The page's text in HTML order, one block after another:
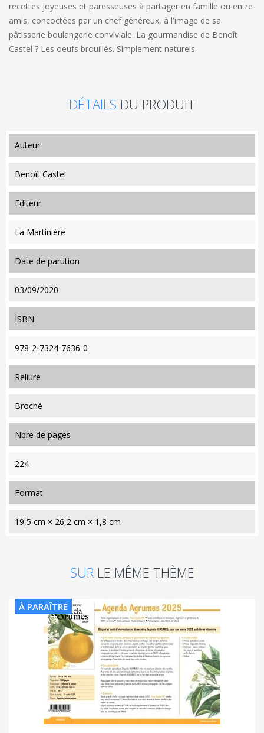
recettes joyeuses et paresseuses à partager en famille ou entre
amis, concoctées par un chef généreux, à l'image de sa
pâtisserie boulangerie conviviale. La gourmandise de Benoît
Castel ? Les oeufs brouillés. Simplement naturels.
DÉTAILS DU PRODUIT
auteur
Benoît Castel
editeur
La Martinière
date de parution
03/09/2020
ISBN
978-2-7324-7636-0
reliure
Broché
nbre de pages
224
format
19,5 cm × 26,2 cm × 1,8 cm
SUR LE MÊME THÈME
À PARAÎTRE